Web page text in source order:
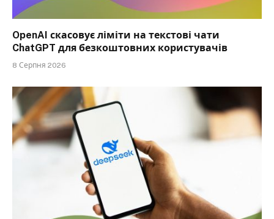
OpenAI скасовує ліміти на текстові чати
ChatGPT для безкоштовних користувачів
8 Серпня 2026